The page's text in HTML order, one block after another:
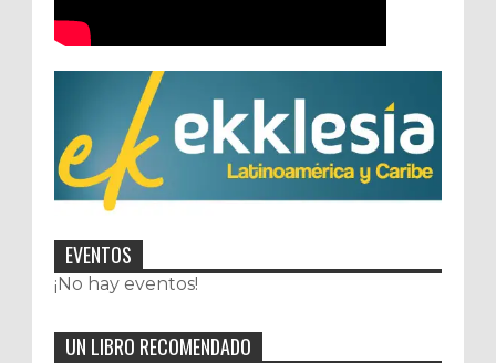
EVENTOS
¡No hay eventos!
UN LIBRO RECOMENDADO